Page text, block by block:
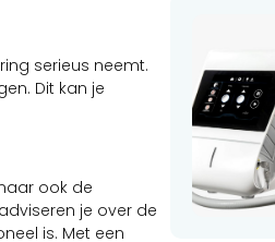
serieus neemt.
Dit kan je
ook de
je over de
is. Met een